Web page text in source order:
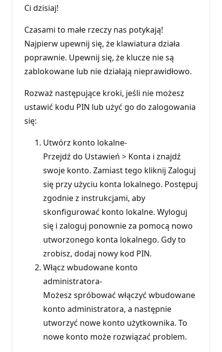
Ci dzisiaj!
Czasami to małe rzeczy nas potykają!
Najpierw upewnij się, że klawiatura działa
poprawnie. Upewnij się, że klucze nie są
zablokowane lub nie działają nieprawidłowo.
Rozważ następujące kroki, jeśli nie możesz
ustawić kodu PIN lub użyć go do zalogowania
się:
Utwórz konto lokalne-
Przejdź do Ustawień > Konta i znajdź
swoje konto. Zamiast tego kliknij Zaloguj
się przy użyciu konta lokalnego. Postępuj
zgodnie z instrukcjami, aby
skonfigurować konto lokalne. Wyloguj
się i zaloguj ponownie za pomocą nowo
utworzonego konta lokalnego. Gdy to
zrobisz, dodaj nowy kod PIN.
Włącz wbudowane konto
administratora-
Możesz spróbować włączyć wbudowane
konto administratora, a następnie
utworzyć nowe konto użytkownika. To
nowe konto może rozwiązać problem.